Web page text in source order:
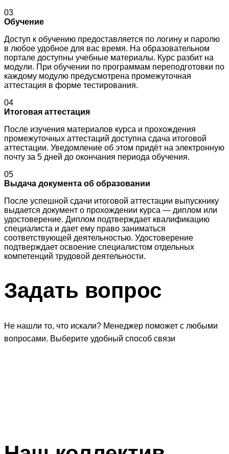
03
Обучение
Доступ к обучению предоставляется по логину и паролю
в любое удобное для вас время. На образовательном
портале доступны учебные материалы. Курс разбит на
модули. При обучении по программам переподготовки по
каждому модулю предусмотрена промежуточная
аттестация в форме тестирования.
04
Итоговая аттестация
После изучения материалов курса и прохождения
промежуточных аттестаций доступна сдача итоговой
аттестации. Уведомление об этом придёт на электронную
почту за 5 дней до окончания периода обучения.
05
Выдача документа об образовании
После успешной сдачи итоговой аттестации выпускнику
выдается документ о прохождении курса — диплом или
удостоверение. Диплом подтверждает квалификацию
специалиста и дает ему право заниматься
соответствующей деятельностью. Удостоверение
подтверждает освоение специалистом отдельных
компетенций трудовой деятельности.
Задать вопрос
Не нашли то, что искали? Менеджер поможет с любыми
вопросами. Выберите удобный способ связи